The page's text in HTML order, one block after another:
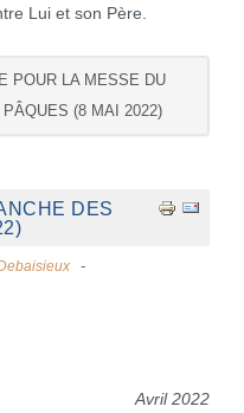
Lui et son Père.
POUR LA MESSE DU
(8 MAI 2022)
DES
Avril 2022